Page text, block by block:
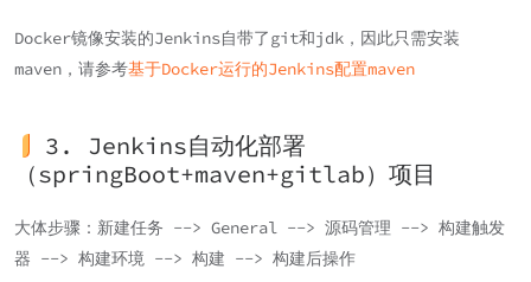
Docker镜像安装的Jenkins自带了git和jdk，因此只需安装
maven，请参考基于Docker运行的Jenkins配置maven
3. Jenkins自动化部署
（springBoot+maven+gitlab）项目
大体步骤：新建任务 --> General --> 源码管理 --> 构建触发
器 --> 构建环境 --> 构建 --> 构建后操作